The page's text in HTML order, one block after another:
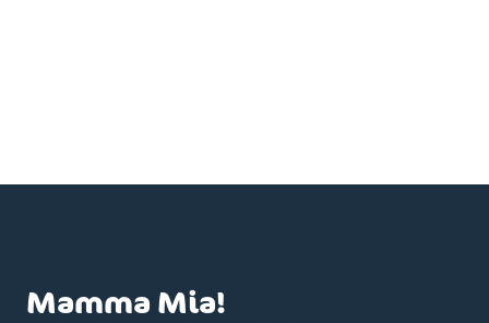
Mamma Mia!